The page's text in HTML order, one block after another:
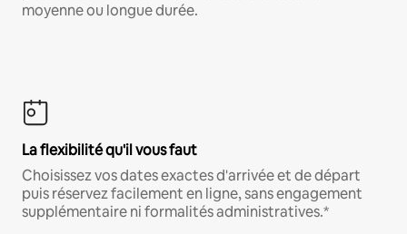
moyenne ou longue durée.
La flexibilité qu'il vous faut
Choisissez vos dates exactes d'arrivée et de départ
puis réservez facilement en ligne, sans engagement
supplémentaire ni formalités administratives.*